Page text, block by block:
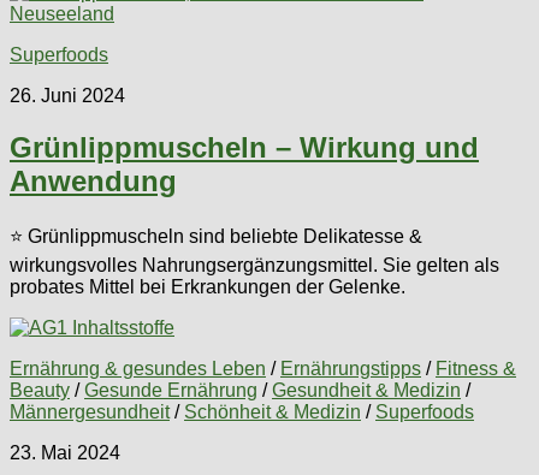
Superfoods
26. Juni 2024
Grünlippmuscheln – Wirkung und
Anwendung
⭐ Grünlippmuscheln sind beliebte Delikatesse &
wirkungsvolles Nahrungsergänzungsmittel. Sie gelten als
probates Mittel bei Erkrankungen der Gelenke.
Ernährung & gesundes Leben / Ernährungstipps / Fitness &
Beauty /Gesunde Ernährung /Gesundheit & Medizin /
Männergesundheit/ Schönheit & Medizin / Superfoods
23. Mai 2024